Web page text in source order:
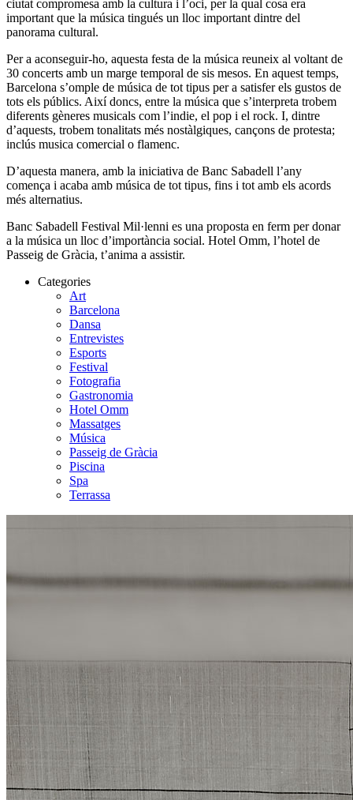
ciutat compromesa amb la cultura i l’oci, per la qual cosa era
important que la música tingués un lloc important dintre del
panorama cultural.
Per a aconseguir-ho, aquesta festa de la música reuneix al voltant de
30 concerts amb un marge temporal de sis mesos. En aquest temps,
Barcelona s’omple de música de tot tipus per a satisfer els gustos de
tots els públics. Així doncs, entre la música que s’interpreta trobem
diferents gèneres musicals com l’indie, el pop i el rock. I, dintre
d’aquests, trobem tonalitats més nostàlgiques, cançons de protesta;
inclús musica comercial o flamenc.
D’aquesta manera, amb la iniciativa de Banc Sabadell l’any
comença i acaba amb música de tot tipus, fins i tot amb els acords
més alternatius.
Banc Sabadell Festival Mil·lenni es una proposta en ferm per donar
a la música un lloc d’importància social. Hotel Omm, l’hotel de
Passeig de Gràcia, t’anima a assistir.
Categories
Art
Barcelona
Dansa
Entrevistes
Esports
Festival
Fotografia
Gastronomia
Hotel Omm
Massatges
Música
Passeig de Gràcia
Piscina
Spa
Terrassa